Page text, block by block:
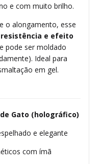
e com muito brilho.
o alongamento, esse
e efeito
pode ser moldado
Ideal para
em gel.
Gato (holográfico)
e elegante
com ímã